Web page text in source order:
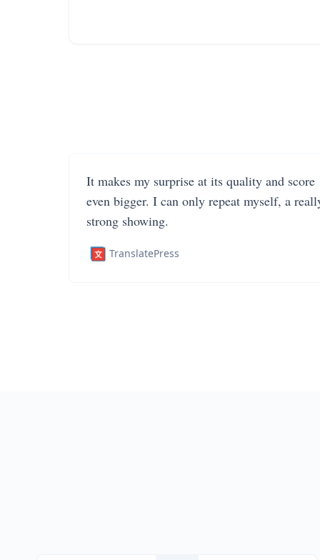
It makes my surprise at its quality and score
even bigger. I can only repeat myself, a
strong showing.
TranslatePress